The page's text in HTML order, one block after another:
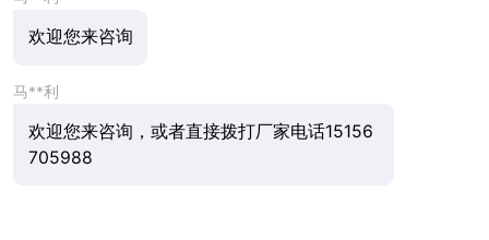
欢迎您来咨询
马**利
欢迎您来咨询，或者直接拨打厂家电话15156
705988